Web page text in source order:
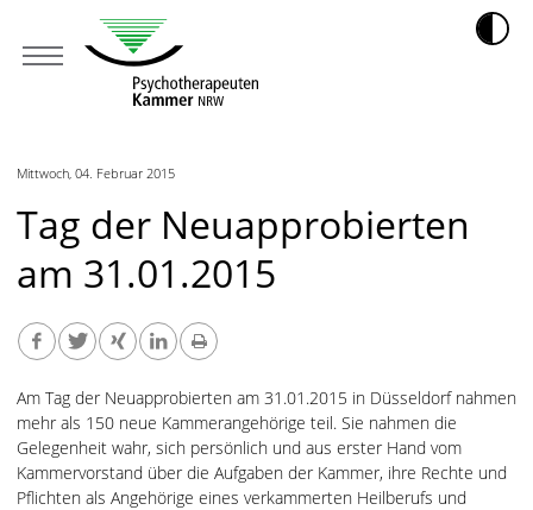
Mittwoch, 04. Februar 2015
Tag der Neuapprobierten
am 31.01.2015
Am Tag der Neuapprobierten am 31.01.2015 in Düsseldorf nahmen
mehr als 150 neue Kammerangehörige teil. Sie nahmen die
Gelegenheit wahr, sich persönlich und aus erster Hand vom
Kammervorstand über die Aufgaben der Kammer, ihre Rechte und
Pflichten als Angehörige eines verkammerten Heilberufs und